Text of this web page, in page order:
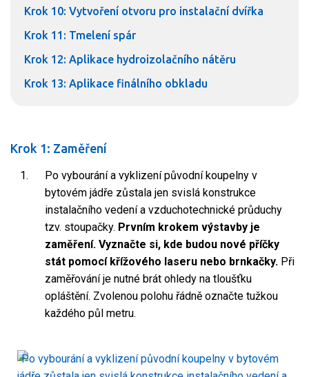
Krok 10: Vytvoření otvoru pro instalační dvířka
Krok 11: Tmelení spár
Krok 12: Aplikace hydroizolačního nátěru
Krok 13: Aplikace finálního obkladu
Krok 1: Zaměření
Po vybourání a vyklizení původní koupelny v
bytovém jádře zůstala jen svislá konstrukce
instalačního vedení a vzduchotechnické průduchy
tzv. stoupačky. Prvním krokem výstavby je
zaměření. Vyznačte si, kde budou nové příčky
stát pomocí křížového laseru nebo brnkačky. Při
zaměřování je nutné brát ohledy na tloušťku
opláštění. Zvolenou polohu řádně označte tužkou
každého půl metru.